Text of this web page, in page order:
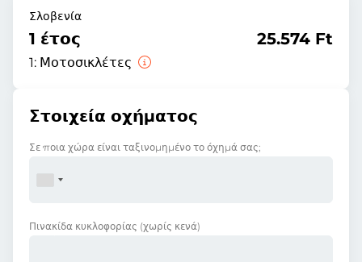
Σλοβενία
1 έτος
1: Μοτοσικλέτες
25.574 Ft
Στοιχεία οχήματος
Σε ποια χώρα είναι ταξινομημένο το όχημά σας;
Πινακίδα κυκλοφορίας (χωρίς κενά)